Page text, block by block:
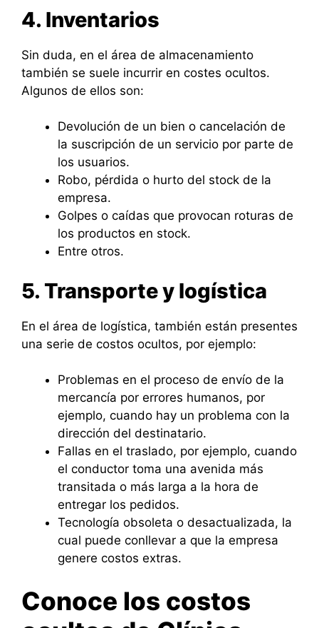
4. Inventarios
Sin duda, en el área de almacenamiento
también se suele incurrir en costes ocultos.
Algunos de ellos son:
Devolución de un bien o cancelación de
la suscripción de un servicio por parte de
los usuarios.
Robo, pérdida o hurto del stock de la
empresa.
Golpes o caídas que provocan roturas de
los productos en stock.
Entre otros.
5. Transporte y logística
En el área de logística, también están presentes
una serie de costos ocultos, por ejemplo:
Problemas en el proceso de envío de la
mercancía por errores humanos, por
ejemplo, cuando hay un problema con la
dirección del destinatario.
Fallas en el traslado, por ejemplo, cuando
el conductor toma una avenida más
transitada o más larga a la hora de
entregar los pedidos.
Tecnología obsoleta o desactualizada, la
cual puede conllevar a que la empresa
genere costos extras.
Conoce los costos